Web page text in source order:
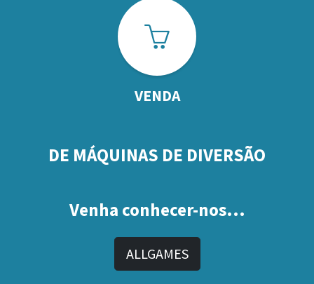
VENDA
DE MÁQUINAS DE DIVERSÃO
Venha conhecer-nos...
ALLGAMES